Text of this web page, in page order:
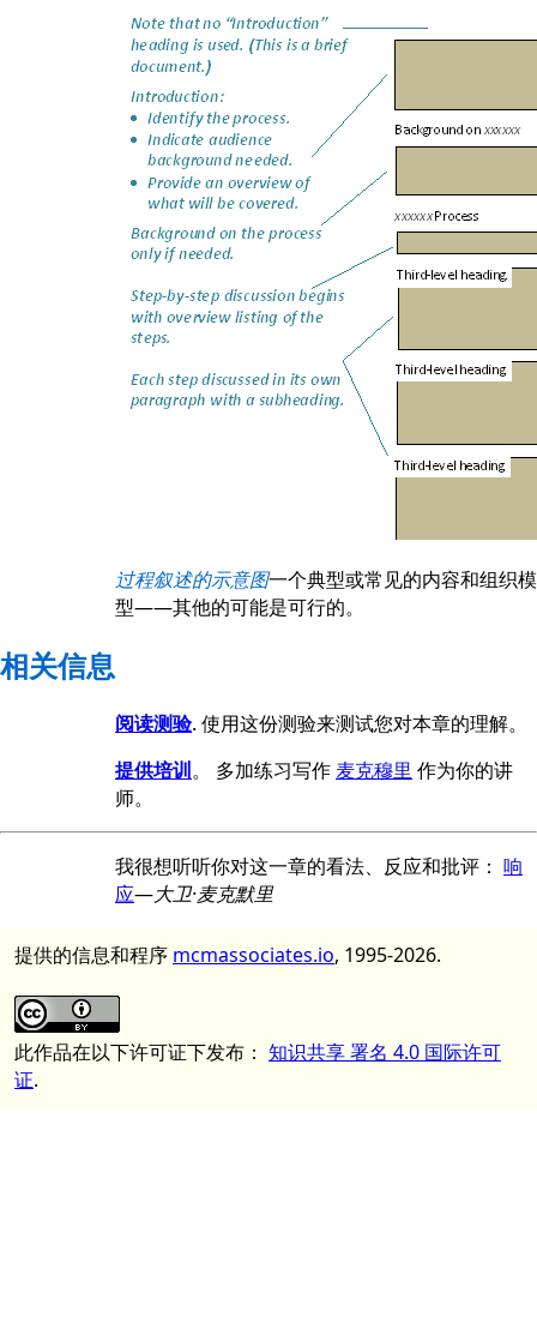
过程叙述的示意图一个典型或常见的内容和组织模
型——其他的可能是可行的。
相关信息
阅读测验. 使用这份测验来测试您对本章的理解。
提供培训。 多加练习写作 麦克穆里 作为你的讲
师。
我很想听听你对这一章的看法、反应和批评： 响
应—大卫·麦克默里
提供的信息和程序 mcmassociates.io, 1995-2026.
此作品在以下许可证下发布： 知识共享 署名 4.0 国际许可
证.